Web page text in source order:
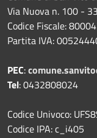
Via Nuova n. 100 -
Codice Fiscale:
Partita IVA:
PEC:
Tel: 0432808024
Codice Univoco:
Codice IPA: c_i405